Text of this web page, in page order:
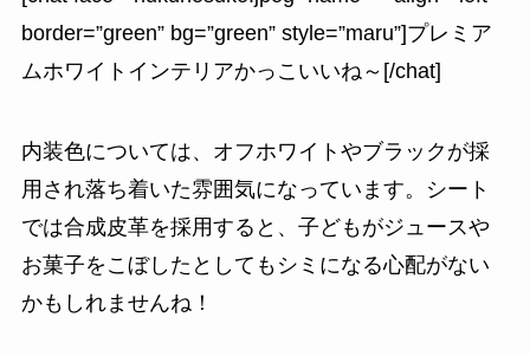
border=”green” bg=”green” style=”maru”]プレミア
ムホワイトインテリアかっこいいね～[/chat]
内装色については、オフホワイトやブラックが採
用され落ち着いた雰囲気になっています。シート
では合成皮革を採用すると、 子どもがジュースや
お菓子をこぼしたとしてもシミになる心配がない
かもしれませんね！